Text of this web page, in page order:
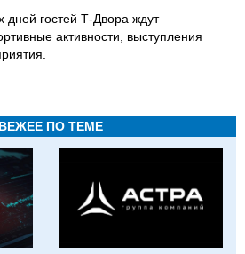
дней гостей Т-Двора ждут
активности, выступления
ПО ТЕМЕ